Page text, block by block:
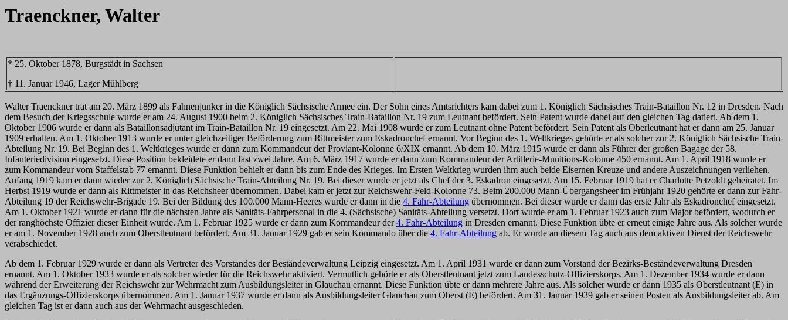
Traenckner, Walter
* 25. Oktober 1878, Burgstädt in Sachsen
† 11. Januar 1946, Lager Mühlberg
Walter Traenckner trat am 20. März 1899 als Fahnenjunker in die Königlich Sächsische Armee ein. Der Sohn eines Amtsrichters kam dabei zum 1. Königlich Sächsisches Train-Bataillon Nr. 12 in Dresden. Nach
dem Besuch der Kriegsschule wurde er am 24. August 1900 beim 2. Königlich Sächsisches Train-Bataillon Nr. 19 zum Leutnant befördert. Sein Patent wurde dabei auf den gleichen Tag datiert. Ab dem 1.
Oktober 1906 wurde er dann als Bataillonsadjutant im Train-Bataillon Nr. 19 eingesetzt. Am 22. Mai 1908 wurde er zum Leutnant ohne Patent befördert. Sein Patent als Oberleutnant hat er dann am 25. Januar
1909 erhalten. Am 1. Oktober 1913 wurde er unter gleichzeitiger Beförderung zum Rittmeister zum Eskadronchef ernannt. Vor Beginn des 1. Weltkrieges gehörte er als solcher zur 2. Königlich Sächsische Train-
Abteilung Nr. 19. Bei Beginn des 1. Weltkrieges wurde er dann zum Kommandeur der Proviant-Kolonne 6/XIX ernannt. Ab dem 10. März 1915 wurde er dann als Führer der großen Bagage der 58.
Infanteriedivision eingesetzt. Diese Position bekleidete er dann fast zwei Jahre. Am 6. März 1917 wurde er dann zum Kommandeur der Artillerie-Munitions-Kolonne 450 ernannt. Am 1. April 1918 wurde er
zum Kommandeur vom Staffelstab 77 ernannt. Diese Funktion behielt er dann bis zum Ende des Krieges. Im Ersten Weltkrieg wurden ihm auch beide Eisernen Kreuze und andere Auszeichnungen verliehen.
Anfang 1919 kam er dann wieder zur 2. Königlich Sächsische Train-Abteilung Nr. 19. Bei dieser wurde er jetzt als Chef der 3. Eskadron eingesetzt. Am 15. Februar 1919 hat er Charlotte Petzoldt geheiratet. Im
Herbst 1919 wurde er dann als Rittmeister in das Reichsheer übernommen. Dabei kam er jetzt zur Reichswehr-Feld-Kolonne 73. Beim 200.000 Mann-Übergangsheer im Frühjahr 1920 gehörte er dann zur Fahr-
Abteilung 19 der Reichswehr-Brigade 19. Bei der Bildung des 100.000 Mann-Heeres wurde er dann in die 4. Fahr-Abteilung übernommen. Bei dieser wurde er dann das erste Jahr als Eskadronchef eingesetzt.
Am 1. Oktober 1921 wurde er dann für die nächsten Jahre als Sanitäts-Fahrpersonal in die 4. (Sächsische) Sanitäts-Abteilung versetzt. Dort wurde er am 1. Februar 1923 auch zum Major befördert, wodurch er
der ranghöchste Offizier dieser Einheit wurde. Am 1. Februar 1925 wurde er dann zum Kommandeur der4. Fahr-Abteilung in Dresden ernannt. Diese Funktion übte er erneut einige Jahre aus. Als solcher wurde
er am 1. November 1928 auch zum Oberstleutnant befördert. Am 31. Januar 1929 gab er sein Kommando über die 4. Fahr-Abteilung ab. Er wurde an diesem Tag auch aus dem aktiven Dienst der Reichswehr
verabschiedet.
Ab dem 1. Februar 1929 wurde er dann als Vertreter des Vorstandes der Beständeverwaltung Leipzig eingesetzt. Am 1. April 1931 wurde er dann zum Vorstand der Bezirks-Beständeverwaltung Dresden
ernannt. Am 1. Oktober 1933 wurde er als solcher wieder für die Reichswehr aktiviert. Vermutlich gehörte er als Oberstleutnant jetzt zum Landesschutz-Offizierskorps. Am 1. Dezember 1934 wurde er dann
während der Erweiterung der Reichswehr zur Wehrmacht zum Ausbildungsleiter in Glauchau ernannt. Diese Funktion übte er dann mehrere Jahre aus. Als solcher wurde er dann 1935 als Oberstleutnant (E) in
das Ergänzungs-Offizierskorps übernommen. Am 1. Januar 1937 wurde er dann als Ausbildungsleiter Glauchau zum Oberst (E) befördert. Am 31. Januar 1939 gab er seinen Posten als Ausbildungsleiter ab. Am
gleichen Tag ist er dann auch aus der Wehrmacht ausgeschieden.